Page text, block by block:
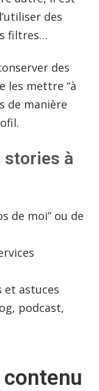
des
filtres…
des
les mettre “à
de manière
stories à
de moi” ou de
astuces
podcast,